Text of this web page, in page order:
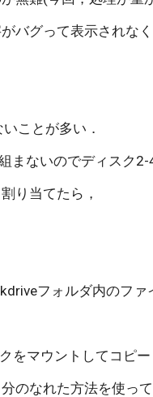
バグって表示されなく
ことが多い．
まないのでディスク
り当てたら，
フォルダ内のファ
をマウントしてコピ
のなれた方法を使って